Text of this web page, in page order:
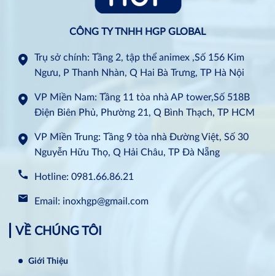
CÔNG TY TNHH HGP GLOBAL
Trụ sở chính: Tầng 2, tập thể animex ,Số 156 Kim
Ngưu, P Thanh Nhàn, Q Hai Bà Trưng, TP Hà Nội
VP Miền Nam: Tầng 11 tòa nhà AP tower,Số 518B
Điện Biên Phủ, Phường 21, Q Bình Thạch, TP HCM
VP Miền Trung: Tầng 9 tòa nhà Đường Việt, Số 30
Nguyễn Hữu Thọ, Q Hải Châu, TP Đà Nẵng
Hotline: 0981.66.86.21
Email: inoxhgp@gmail.com
VỀ CHÚNG TÔI
Giới Thiệu